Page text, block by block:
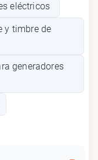
eléctricos
y timbre de
generadores